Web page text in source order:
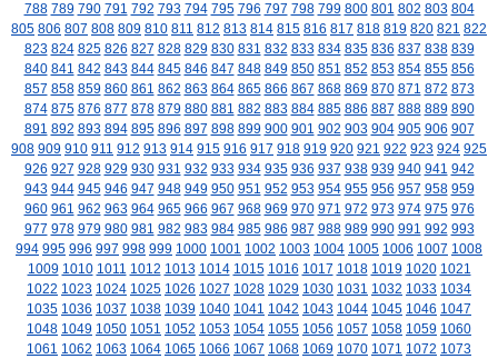
788 789 790 791 792 793 794 795 796 797 798 799 800 801 802 803 804
805 806 807 808 809 810 811 812 813 814 815 816 817 818 819 820 821 822
823 824 825 826 827 828 829 830 831 832 833 834 835 836 837 838 839
840 841 842 843 844 845 846 847 848 849 850 851 852 853 854 855 856
857 858 859 860 861 862 863 864 865 866 867 868 869 870 871 872 873
874 875 876 877 878 879 880 881 882 883 884 885 886 887 888 889 890
891 892 893 894 895 896 897 898 899 900 901 902 903 904 905 906 907
908 909 910 911 912 913 914 915 916 917 918 919 920 921 922 923 924 925
926 927 928 929 930 931 932 933 934 935 936 937 938 939 940 941 942
943 944 945 946 947 948 949 950 951 952 953 954 955 956 957 958 959
960 961 962 963 964 965 966 967 968 969 970 971 972 973 974 975 976
977 978 979 980 981 982 983 984 985 986 987 988 989 990 991 992 993
994 995 996 997 998 999 1000 1001 1002 1003 1004 1005 1006 1007 1008
1009 1010 1011 1012 1013 1014 1015 1016 1017 1018 1019 1020 1021
1022 1023 1024 1025 1026 1027 1028 1029 1030 1031 1032 1033 1034
1035 1036 1037 1038 1039 1040 1041 1042 1043 1044 1045 1046 1047
1048 1049 1050 1051 1052 1053 1054 1055 1056 1057 1058 1059 1060
1061 1062 1063 1064 1065 1066 1067 1068 1069 1070 1071 1072 1073